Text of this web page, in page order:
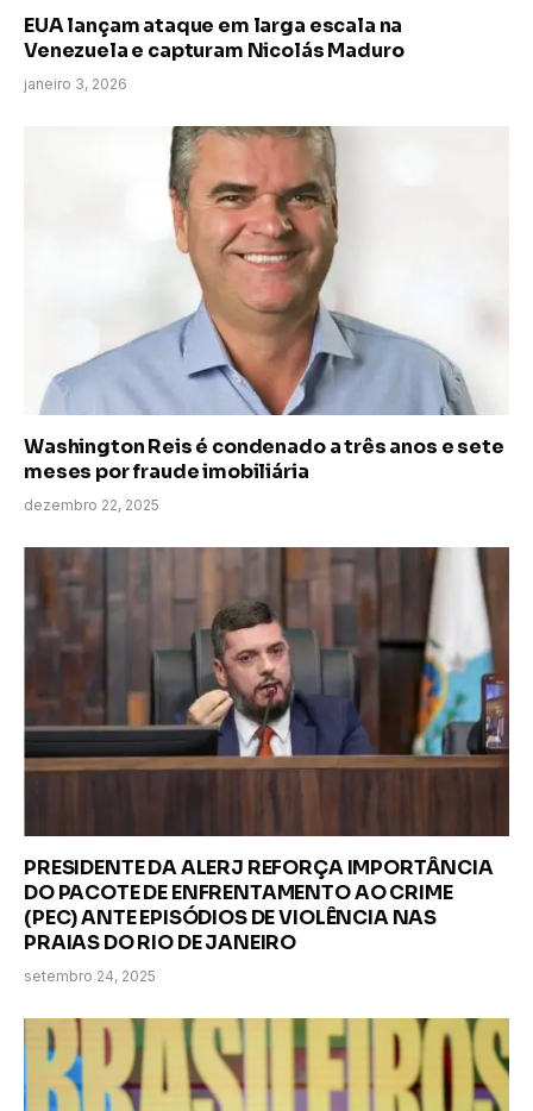
EUA lançam ataque em larga escala na
Venezuela e capturam Nicolás Maduro
janeiro 3, 2026
Washington Reis é condenado a três anos e sete
meses por fraude imobiliária
dezembro 22, 2025
PRESIDENTE DA ALERJ REFORÇA IMPORTÂNCIA
DO PACOTE DE ENFRENTAMENTO AO CRIME
(PEC) ANTE EPISÓDIOS DE VIOLÊNCIA NAS
PRAIAS DO RIO DE JANEIRO
setembro 24, 2025